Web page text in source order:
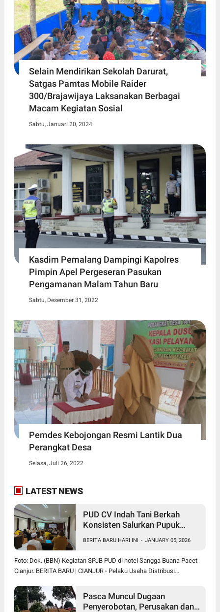
Selain Mendirikan Sekolah Darurat,
Satgas Pamtas Mobile Raider
300/Brajawijaya Laksanakan Berbagai
Macam Kegiatan Sosial
Sabtu, Januari 20, 2024
Kasdim Pemalang Dampingi Kapolres
Pimpin Apel Pergeseran Pasukan
Pengamanan Malam Tahun Baru
Sabtu, Desember 31, 2022
Pemdes Kebojongan Resmi Lantik Dua
Perangkat Desa
Selasa, Juli 26, 2022
LATEST NEWS
PUD CV Indah Tani Berkah
Konsisten Salurkan Pupuk
BERITA BARU HARI INI - JANUARY 05, 2026
Foto: Dok. (BBN) Kegiatan SPJB PUD di hotel Sangga Buana Pacet
Cianjur. BERITA BARU | CIANJUR - Pelaku Usaha Distribusi...
Pasca Muncul Dugaan
Penyerobotan, Perusakan dan